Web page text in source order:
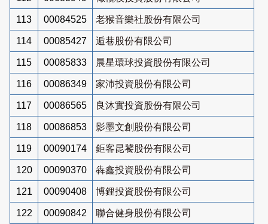
113 00084525 老猴音樂社股份有限公司
114 00085427 逅巷股份有限公司
115 00085833 晨星環球投資股份有限公司
116 00086349 家沛投資股份有限公司
117 00086565 良沐實投資股份有限公司
118 00086853 影墨文創股份有限公司
119 00090174 鉅客昆饕股份有限公司
120 00090370 犇鑫投資股份有限公司
121 00090408 博鋰投資股份有限公司
122 00090842 聯合健身股份有限公司